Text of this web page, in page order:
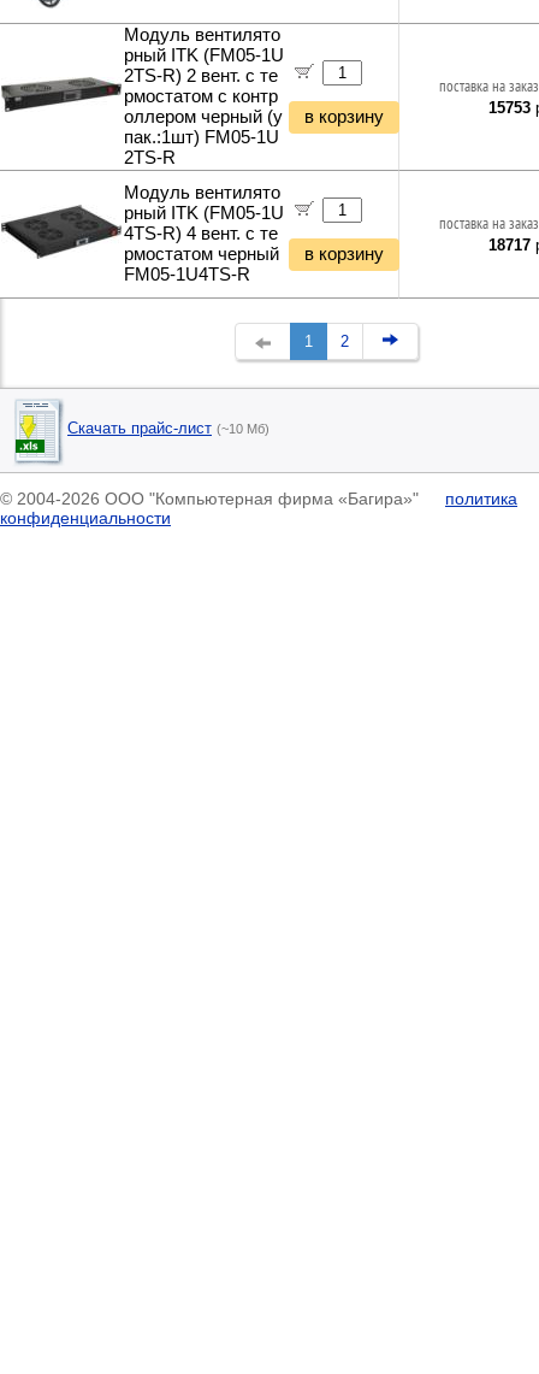
Модуль вентилято
рный ITK (FM05-1U
2TS-R) 2 вент. с те
рмостатом с контр
оллером черный (у
пак.:1шт) FM05-1U
2TS-R
в корзину
поставка на
15753
Модуль вентилято
рный ITK (FM05-1U
4TS-R) 4 вент. с те
рмостатом черный
FM05-1U4TS-R
в корзину
поставка на
18717
1 2
Скачать прайс-лист (~10 Мб)
© 2004-2026 ООО "Компьютерная фирма «Багира»" политика
конфиденциальности